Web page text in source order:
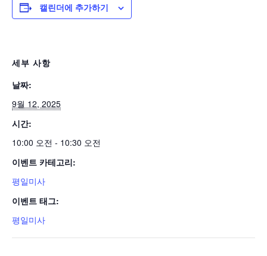
캘린더에 추가하기
세부 사항
날짜:
9월 12, 2025
시간:
10:00 오전 - 10:30 오전
이벤트 카테고리:
평일미사
이벤트 태그:
평일미사